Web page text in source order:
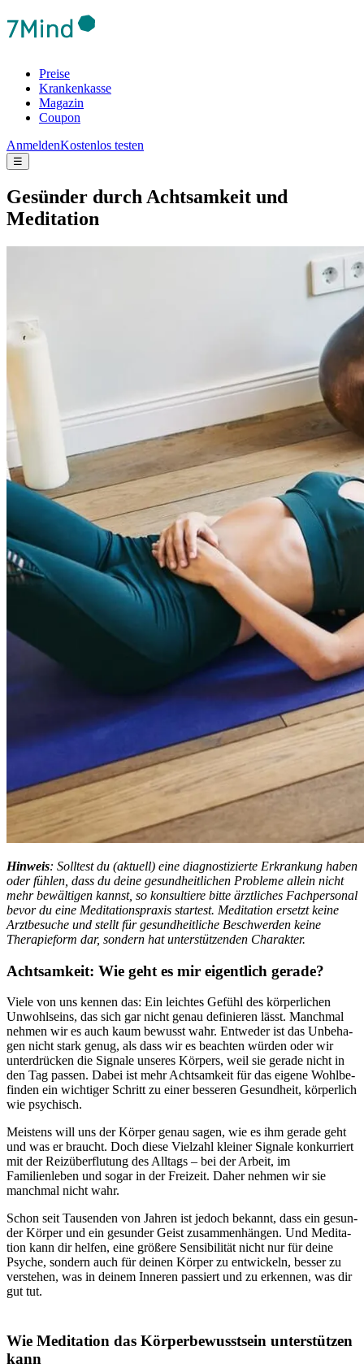
Preise
Krankenkasse
Magazin
Coupon
AnmeldenKostenlos testen
☰
Gesünder durch Achtsamkeit und
Meditation
Hin­weis: Solltest du (aktuell) eine diagnostizierte Erkrankung haben
oder fühlen, dass du deine gesundheitlichen Probleme allein nicht
mehr bewältigen kannst, so konsultiere bitte ärztliches Fachpersonal
bevor du eine Meditationspraxis startest. Meditation ersetzt keine
Arztbesuche und stellt für gesundheitliche Beschwerden keine
Therapieform dar, sondern hat unterstützenden Charakter.
Acht­sam­keit: Wie geht es mir eigent­lich gerade?
Viele von uns kennen das: Ein leich­tes Gefühl des körperlichen
Unwohl­seins, das sich gar nicht genau definieren lässt. Manchmal
nehmen wir es auch kaum bewusst wahr. Ent­we­der ist das Unbe­ha­
gen nicht stark genug, als dass wir es beach­ten würden oder wir
unter­drü­cken die Signale unse­res Kör­pers, weil sie gerade nicht in
den Tag passen. Dabei ist mehr Acht­sam­keit für das eigene Wohl­be­
fin­den ein wich­ti­ger Schritt zu einer bes­se­ren Gesund­heit, körperlich
wie psychisch.
Meistens will uns der Körper genau sagen, wie es ihm gerade geht
und was er braucht. Doch diese Viel­zahl klei­ner Signale kon­kur­riert
mit der Reiz­über­flu­tung des All­tags – bei der Arbeit, im
Familienleben und sogar in der Frei­zeit. Daher nehmen wir sie
manchmal nicht wahr.
Schon seit Tau­sen­den von Jahren ist jedoch bekannt, dass ein gesun­
der Körper und ein gesun­der Geist zusam­men­hän­gen. Und Medi­ta­
tion kann dir helfen, eine grö­ßere Sen­si­bi­li­tät nicht nur für deine
Psyche, sondern auch für deinen Körper zu ent­wi­ckeln, besser zu
ver­ste­hen, was in deinem Inne­ren pas­siert und zu erken­nen, was dir
gut tut.
Wie Medi­ta­tion das Körperbewusstsein unterstützen
kann